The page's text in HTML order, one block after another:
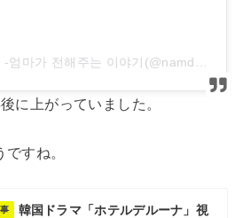
-엄마가 전해주는 이야기(@namdareum_mom)がシェアした投稿
に上がっていました。
すね。
韓国ドラマ「ホテルデルーナ」視